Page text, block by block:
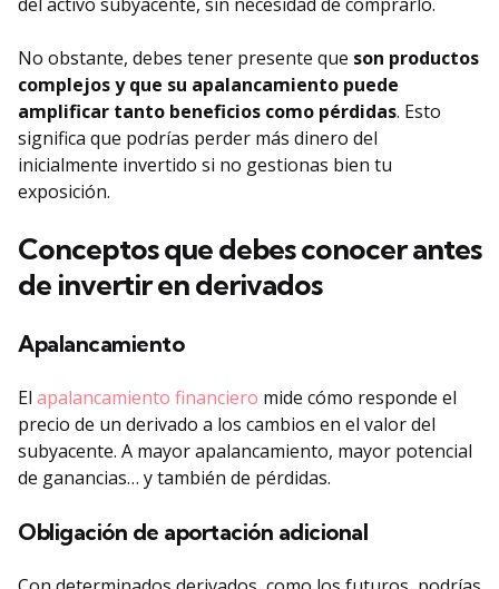
No obstante, debes tener presente que son productos
complejos y que su apalancamiento puede
amplificar tanto beneficios como pérdidas. Esto
significa que podrías perder más dinero del
inicialmente invertido si no gestionas bien tu
exposición.
Conceptos que debes conocer antes
de invertir en derivados
Apalancamiento
El apalancamiento financiero mide cómo responde el
precio de un derivado a los cambios en el valor del
subyacente. A mayor apalancamiento, mayor potencial
de ganancias… y también de pérdidas.
Obligación de aportación adicional